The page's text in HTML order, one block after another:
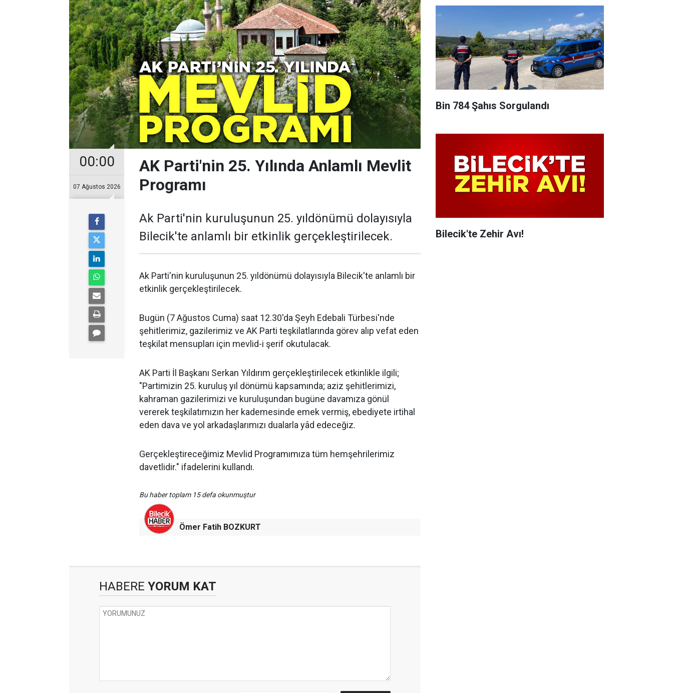
00:00
07 Ağustos 2026
AK Parti'nin 25. Yılında Anlamlı Mevlit
Programı
Ak Parti'nin kuruluşunun 25. yıldönümü dolayısıyla
Bilecik'te anlamlı bir etkinlik gerçekleştirilecek.
Ak Parti'nin kuruluşunun 25. yıldönümü dolayısıyla Bilecik'te anlamlı bir
etkinlik gerçekleştirilecek.
Bugün (7 Ağustos Cuma) saat 12.30'da Şeyh Edebali Türbesi'nde
şehitlerimiz, gazilerimiz ve AK Parti teşkilatlarında görev alıp vefat eden
teşkilat mensupları için mevlid-i şerif okutulacak.
AK Parti İl Başkanı Serkan Yıldırım gerçekleştirilecek etkinlikle ilgili;
"Partimizin 25. kuruluş yıl dönümü kapsamında; aziz şehitlerimizi,
kahraman gazilerimizi ve kuruluşundan bugüne davamıza gönül
vererek teşkilatımızın her kademesinde emek vermiş, ebediyete irtihal
eden dava ve yol arkadaşlarımızı dualarla yâd edeceğiz.
Gerçekleştireceğimiz Mevlid Programımıza tüm hemşehrilerimiz
davetlidir." ifadelerini kullandı.
Bu haber toplam 15 defa okunmuştur
Ömer Fatih BOZKURT
HABERE YORUM KAT
Bin 784 Şahıs Sorgulandı
Bilecik'te Zehir Avı!